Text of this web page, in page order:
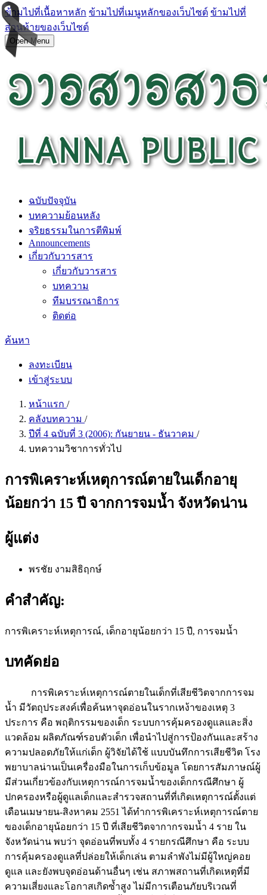
ข้ามไปที่เนื้อหาหลัก ข้ามไปที่เมนูหลักของเว็บไซต์ ข้ามไปที่
ส่วนท้ายของเว็บไซต์
Open Menu
ฉบับปัจจุบัน
บทความย้อนหลัง
จริยธรรมในการตีพิมพ์
Announcements
เกี่ยวกับวารสาร
เกี่ยวกับวารสาร
บทความ
ทีมบรรณาธิการ
ติดต่อ
ค้นหา
ลงทะเบียน
เข้าสู่ระบบ
หน้าแรก /
คลังบทความ /
ปีที่ 4 ฉบับที่ 3 (2006): กันยายน - ธันวาคม /
บทความวิชาการทั่วไป
การพิเคราะห์เหตุการณ์ตายในเด็กอายุ
น้อยกว่า 15 ปี จากการจมน้ำ จังหวัดน่าน
ผู้แต่ง
พรชัย งามสิธิฤกษ์
คำสำคัญ:
การพิเคราะห์เหตุการณ์, เด็กอายุน้อยกว่า 15 ปี, การจมน้ำ
บทคัดย่อ
การพิเคราะห์เหตุการณ์ตายในเด็กที่เสียชีวิตจากการจม
น้ำ มีวัตถุประสงค์เพื่อค้นหาจุดอ่อนในรากเหง้าของเหตุ 3
ประการ คือ พฤติกรรมของเด็ก ระบบการคุ้มครองดูแลและสิ่ง
แวดล้อม ผลิตภัณฑ์รอบตัวเด็ก เพื่อนำไปสู่การป้องกันและสร้าง
ความปลอดภัยให้แก่เด็ก ผู้วิจัยได้ใช้ แบบบันทึกการเสียชีวิต โรง
พยาบาลน่านเป็นเครื่องมือในการเก็บข้อมูล โดยการสัมภาษณ์ผู้
มีส่วนเกี่ยวข้องกับเหตุการณ์การจมน้ำของเด็กกรณีศึกษา ผู้
ปกครองหรือผู้ดูแลเด็กและสำรวจสถานที่ที่เกิดเหตุการณ์ตั้งแต่
เดือนเมษายน-สิงหาคม 2551 ได้ทำการพิเคราะห์เหตุการณ์ตาย
ของเด็กอายุน้อยกว่า 15 ปี ที่เสียชีวิตจากากรจมน้ำ 4 ราย ใน
จังหวัดน่าน พบว่า จุดอ่อนที่พบทั้ง 4 รายกรณีศึกษา คือ ระบบ
การคุ้มครองดูแลที่ปล่อยให้เด็กเล่น ตามลำพังไม่มีผู้ใหญ่คอย
ดูแล และยังพบจุดอ่อนด้านอื่นๆ เช่น สภาพสถานที่เกิดเหตุที่มี
ความเสี่ยงและโอกาสเกิดซ้ำสูง ไม่มีการเตือนภัยบริเวณที่